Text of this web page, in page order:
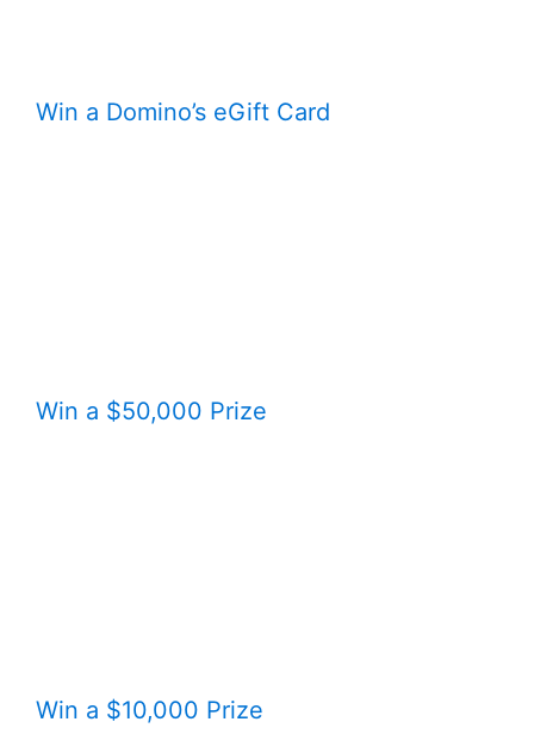
Win a Domino’s eGift Card
Win a $50,000 Prize
Win a $10,000 Prize